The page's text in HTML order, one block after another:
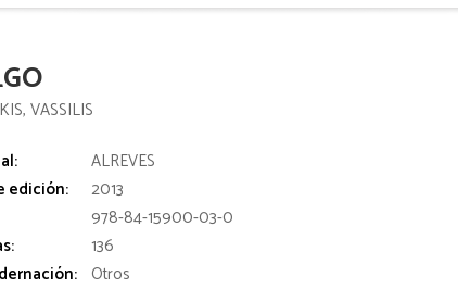
VASSILIS
ALREVES
edición:
2013
978-84-15900-03-0
136
Otros